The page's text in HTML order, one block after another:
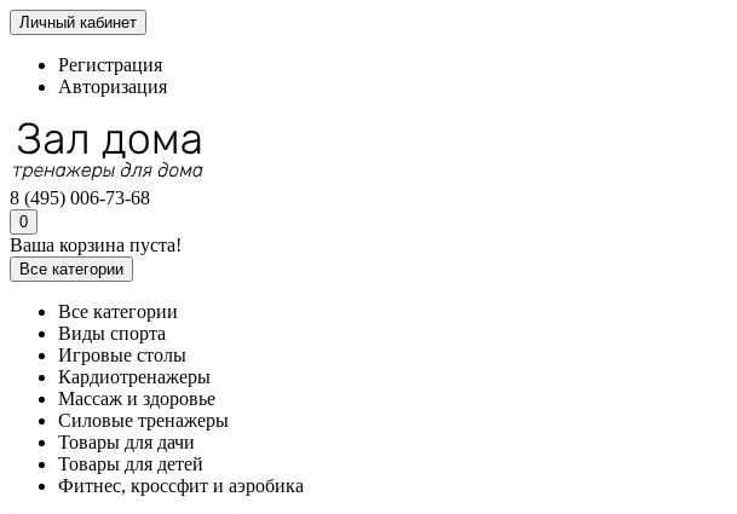
Личный кабинет
Регистрация
Авторизация
8 (495) 006-73-68
0
Ваша корзина пуста!
Все категории
Все категории
Виды спорта
Игровые столы
Кардиотренажеры
Массаж и здоровье
Силовые тренажеры
Товары для дачи
Товары для детей
Фитнес, кроссфит и аэробика